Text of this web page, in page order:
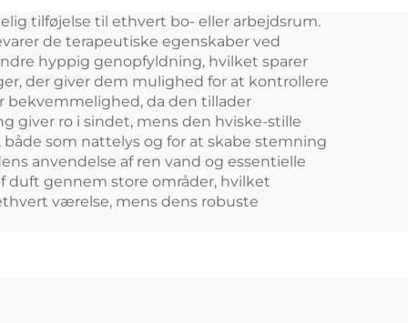
Waterless Atomizer
tilføjelse til ethvert bo- eller arbejdsrum.
de terapeutiske egenskaber ved
hyppig genopfyldning, hvilket sparer
der giver dem mulighed for at kontrollere
da den tillader
giver ro i sindet, mens den hviske-stille
som nattelys og for at skabe stemning
anvendelse af ren vand og essentielle
duft gennem store områder, hvilket
værelse, mens dens robuste